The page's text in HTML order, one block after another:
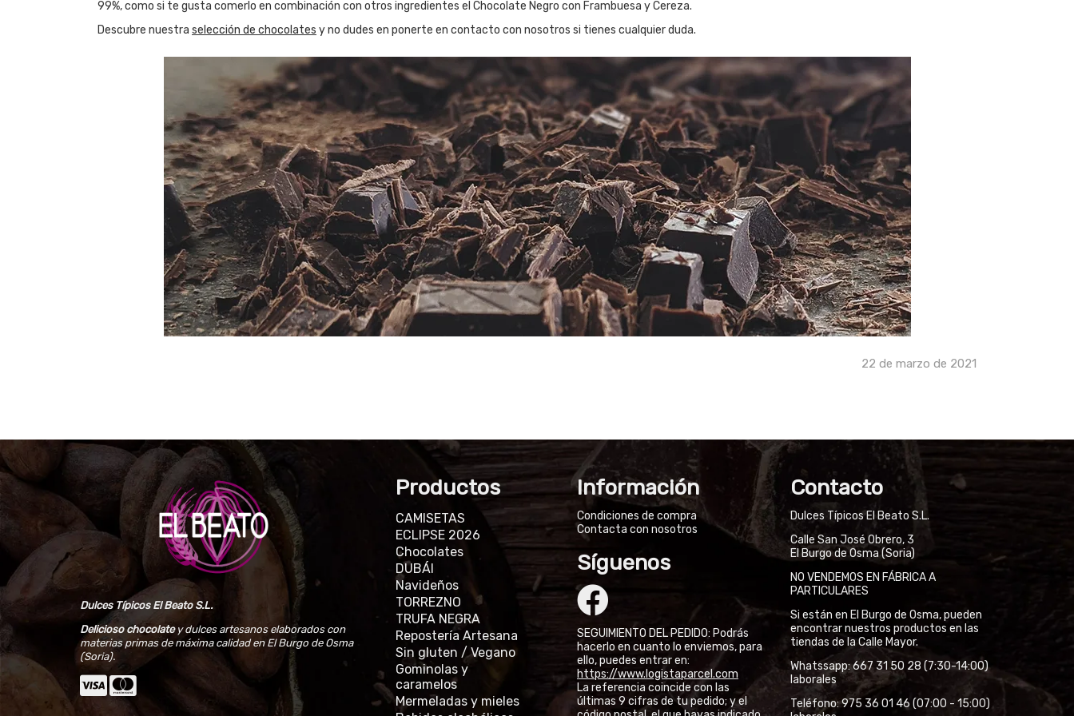
99%, como si te gusta comerlo en combinación con otros ingredientes el Chocolate Negro con Frambuesa y Cereza.
Descubre nuestra selección de chocolates y no dudes en ponerte en contacto con nosotros si tienes cualquier duda.
22 de marzo de 2021
Dulces Típicos El Beato S.L.
Delicioso chocolatey dulces artesanos elaborados con
materias primas de máxima calidad en El Burgo de Osma
(Soria).
Productos
CAMISETAS
ECLIPSE 2026
Chocolates
DUBÁI
Navideños
TORREZNO
TRUFA NEGRA
Repostería Artesana
Sin gluten / Vegano
Gominolas y
caramelos
Mermeladas y mieles
Información
Condiciones de compra
Contacta con nosotros
Síguenos
SEGUIMIENTO DEL PEDIDO: Podrás
hacerlo en cuanto lo enviemos, para
ello, puedes entrar en:
https://www.logistaparcel.com
La referencia coincide con las
últimas 9 cifras de tu pedido; y el
Contacto
Dulces Típicos El Beato S.L.
Calle San José Obrero, 3
El Burgo de Osma (Soria)
NO VENDEMOS EN FÁBRICA A
PARTICULARES
Si están en El Burgo de Osma, pueden
encontrar nuestros productos en las
tiendas de la Calle Mayor.
Whatssapp: 667 31 50 28 (7:30-14:00)
laborales
Teléfono: 975 36 01 46 (07:00 - 15:00)